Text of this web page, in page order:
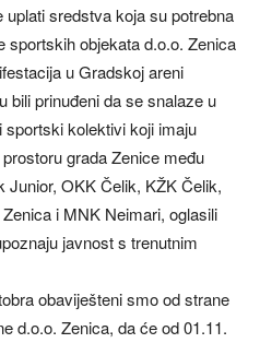
sredstva koja su potrebna
sportskih objekata d.o.o. Zenica
u Gradskoj areni
bili prinuđeni da se snalaze u
kolektivi koji imaju
grada Zenice među
OKK Čelik, KŽK Čelik,
i MNK Neimari, oglasili
javnost s trenutnim
obaviješteni smo od strane
d.o.o. Zenica, da će od 01.11.